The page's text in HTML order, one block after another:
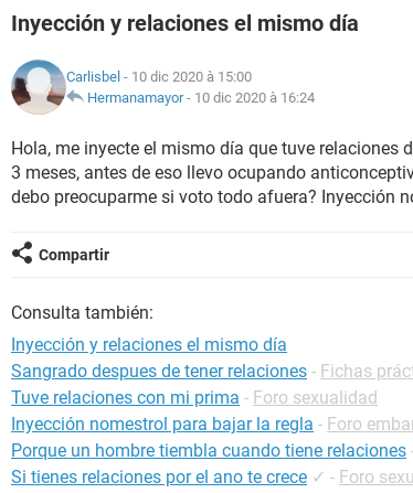
Inyección y relaciones el mismo día
Carlisbel - 10 dic 2020 à 15:00
Hermanamayor- 10 dic 2020 à 16:24
Hola, me inyecte el mismo día que tuve relaciones
3 meses, antes de eso llevo ocupando
debo preocuparme si voto todo afuera? Inyección
Compartir
Consulta también:
Inyección y relaciones el mismo día
Sangrado despues de tener relaciones - Fichas
Tuve relaciones con mi prima - Foro sexualidad
Inyección nomestrol para bajar la regla - Foro
Porque un hombre tiembla cuando tiene relaciones
Si tienes relaciones por el ano te crece ✓ - Foro